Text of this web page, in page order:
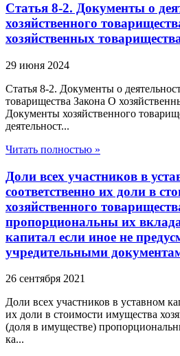
Статья 8-2. Документы о
хозяйственного
хозяйственных
29 июня 2024
Статья 8-2. Документы о
товарищества Закона О
Документы хозяйственного
деятельност...
Читать полностью »
Доли всех участников в
соответственно их доли в
хозяйственного
пропорциональны их
капитал если иное не
учредительными
26 сентября 2021
Доли всех участников в уставном
их доли в стоимости имущества
(доля в имуществе)
ка...